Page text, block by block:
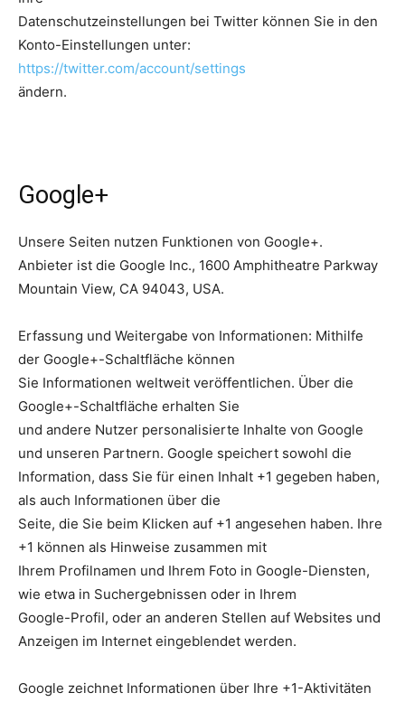
Datenschutzeinstellungen bei Twitter können Sie in den
Konto-Einstellungen unter:
https://twitter.com/account/settings
ändern.
Google+
Unsere Seiten nutzen Funktionen von Google+.
Anbieter ist die Google Inc., 1600 Amphitheatre Parkway
Mountain View, CA 94043, USA.
Erfassung und Weitergabe von Informationen: Mithilfe
der Google+-Schaltfläche können
Sie Informationen weltweit veröffentlichen. Über die
Google+-Schaltfläche erhalten Sie
und andere Nutzer personalisierte Inhalte von Google
und unseren Partnern. Google speichert sowohl die
Information, dass Sie für einen Inhalt +1 gegeben haben,
als auch Informationen über die
Seite, die Sie beim Klicken auf +1 angesehen haben. Ihre
+1 können als Hinweise zusammen mit
Ihrem Profilnamen und Ihrem Foto in Google-Diensten,
wie etwa in Suchergebnissen oder in Ihrem
Google-Profil, oder an anderen Stellen auf Websites und
Anzeigen im Internet eingeblendet werden.
Google zeichnet Informationen über Ihre +1-Aktivitäten